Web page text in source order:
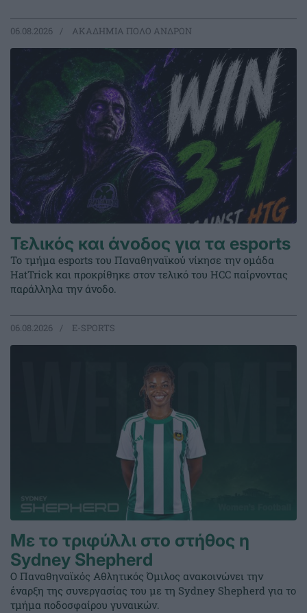
06.08.2026 ΑΚΑΔΗΜΙΑ ΠΟΛΟ ΑΝΔΡΩΝ
Τελικός και άνοδος για τα esports
Το τμήμα esports του Παναθηναϊκού νίκησε την ομάδα
HatTrick και προκρίθηκε στον τελικό του HCC παίρνοντας
παράλληλα την άνοδο.
06.08.2026 E-SPORTS
Με το τριφύλλι στο στήθος η
Sydney Shepherd
Ο Παναθηναϊκός Αθλητικός Όμιλος ανακοινώνει την
έναρξη της συνεργασίας του με τη Sydney Shepherd για το
τμήμα ποδοσφαίρου γυναικών.